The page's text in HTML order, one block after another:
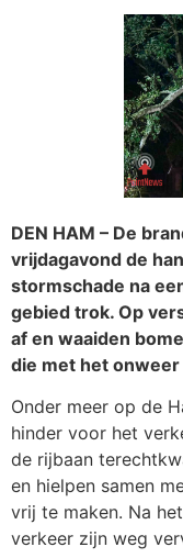
DEN HAM – De
vrijdagavond de
stormschade na
gebied trok. Op
af en waaiden
die met het
Onder meer op de
hinder voor het
de rijbaan
en hielpen samen
vrij te maken. Na
verkeer zijn weg